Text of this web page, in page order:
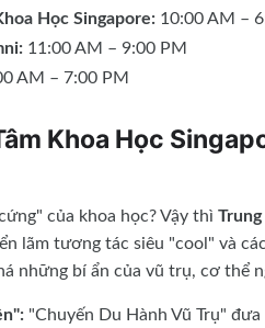
Học Singapore: 10:00 AM –
11:00 AM – 9:00 PM
AM – 7:00 PM
Khoa Học
của khoa học? Vậy thì
lãm tương tác siêu "cool" và
những bí ẩn của vũ trụ, cơ thể
"Chuyến Du Hành Vũ Trụ"